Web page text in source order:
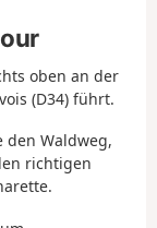
oben an der
(D34) führt.
den Waldweg,
richtigen